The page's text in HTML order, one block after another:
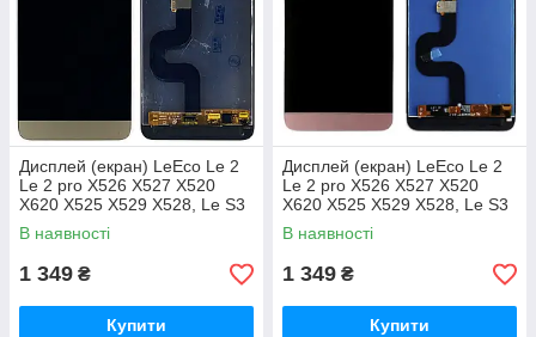
Дисплей (екран) LeEco Le 2
Le 2 pro X526 X527 X520
X620 X525 X529 X528, Le S3
X626 X522 золотистий
Original PRC
В наявності
1 349 ₴
Купити
Дисплей (екран) LeEco Le 2
Le 2 pro X526 X527 X520
X620 X525 X529 X528, Le S3
X626 X522 рожевий Original
PRC
В наявності
1 349 ₴
Купити